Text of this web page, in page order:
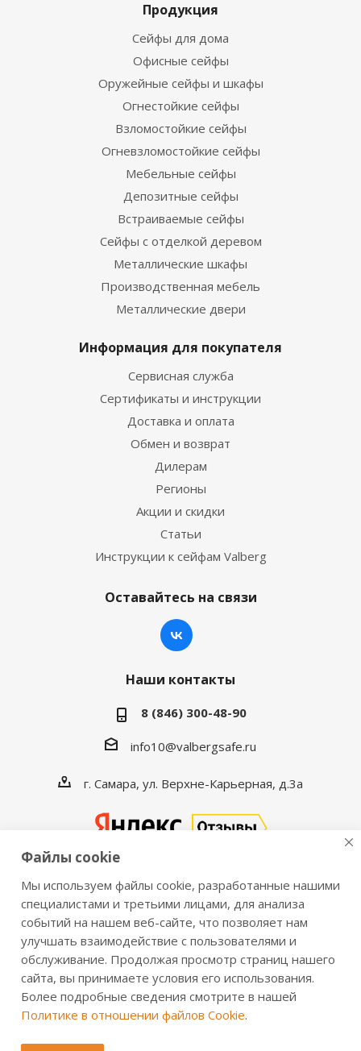
Продукция
Сейфы для дома
Офисные сейфы
Оружейные сейфы и шкафы
Огнестойкие сейфы
Взломостойкие сейфы
Огневзломостойкие сейфы
Мебельные сейфы
Депозитные сейфы
Встраиваемые сейфы
Сейфы с отделкой деревом
Металлические шкафы
Производственная мебель
Металлические двери
Информация для покупателя
Сервисная служба
Сертификаты и инструкции
Доставка и оплата
Обмен и возврат
Дилерам
Регионы
Акции и скидки
Статьи
Инструкции к сейфам Valberg
Оставайтесь на связи
Наши контакты
8 (846) 300-48-90
info10@valbergsafe.ru
г. Самара, ул. Верхне-Карьерная, д.3а
2016-2026 © VALBERGSAFE.RU — Интернет-магазин
сейфов Valberg и металлической мебели Практик.
Продажа сейфов для дома и офиса, металлических
шкафов, стеллажей, металлических дверей.
Информация о розничных ценах, технических
характеристиках, наличии на складе носит справочный
характер и не является публичной офертой,
Файлы cookie
Мы используем файлы cookie, разработанные нашими
специалистами и третьими лицами, для анализа
событий на нашем веб-сайте, что позволяет нам
улучшать взаимодействие с пользователями и
обслуживание. Продолжая просмотр страниц нашего
сайта, вы принимаете условия его использования.
Более подробные сведения смотрите в нашей
Политике в отношении файлов Cookie.